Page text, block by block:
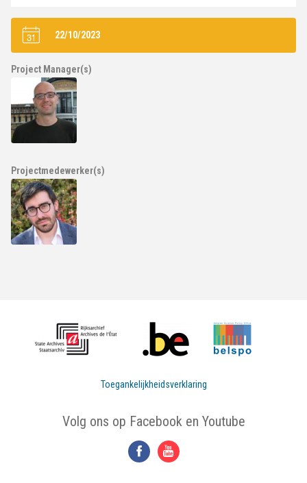
22/10/2023
Project Manager(s)
Projectmedewerker(s)
Toegankelijkheidsverklaring
Volg ons op Facebook en Youtube